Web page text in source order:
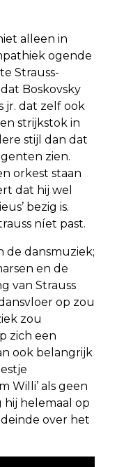
alleen in
ogende
Strauss-
Boskovsky
jr. dat zelf ook
strijkstok in
stijl dan dat
zien.
orkest staan
dat hij wel
bezig is.
níet past.
de dansmuziek;
en de
van Strauss
op zou
zou
zich een
ook belangrijk
Willi’ als geen
helemaal op
over het